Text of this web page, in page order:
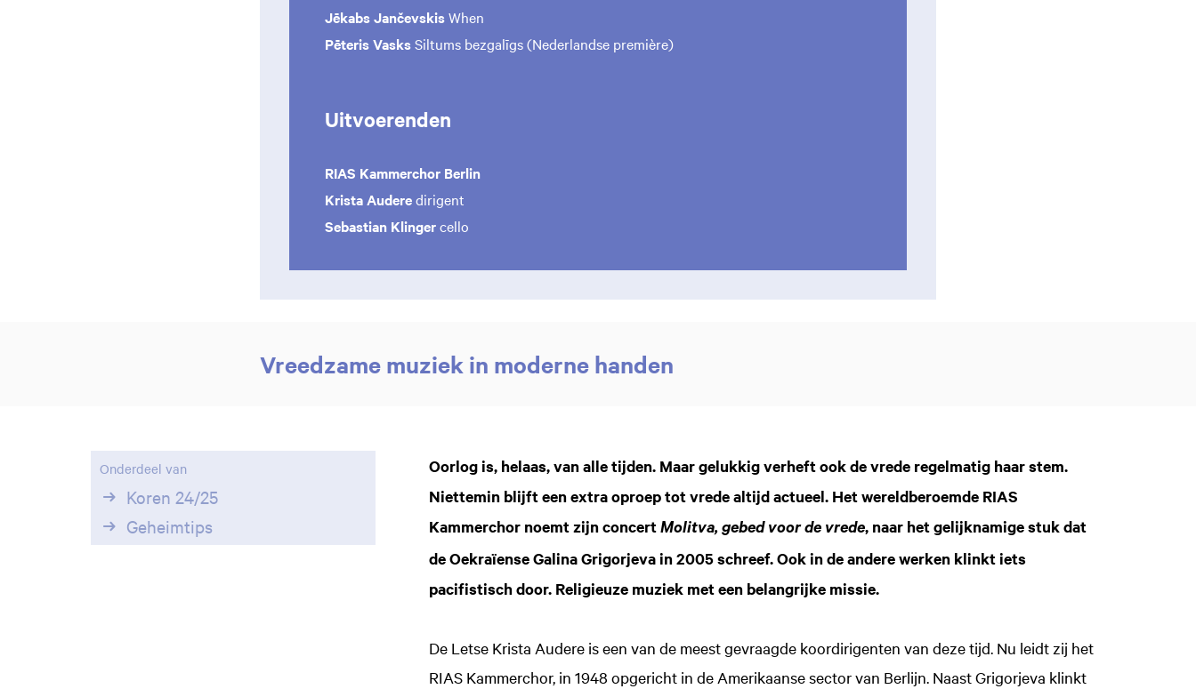
Jēkabs JančevskisWhen
Pēteris VasksSiltums bezgalīgs (Nederlandse première)
Uitvoerenden
RIAS Kammerchor Berlin
Krista Auderedirigent
Sebastian Klingercello
Vreedzame muziek in moderne handen
Oorlog is, helaas, van alle tijden. Maar gelukkig verheft ook de vrede regelmatig haar stem.
Niettemin blijft een extra oproep tot vrede altijd actueel. Het wereldberoemde RIAS
Kammerchor noemt zijn concert Molitva, gebed voor de vrede, naar het gelijknamige stuk dat
de Oekraïense Galina Grigorjeva in 2005 schreef. Ook in de andere werken klinkt iets
pacifistisch door. Religieuze muziek met een belangrijke missie.
De Letse Krista Audere is een van de meest gevraagde koordirigenten van deze tijd. Nu leidt zij het
RIAS Kammerchor, in 1948 opgericht in de Amerikaanse sector van Berlijn. Naast Grigorjeva klinkt
Onderdeel van
Koren 24/25
Geheimtips